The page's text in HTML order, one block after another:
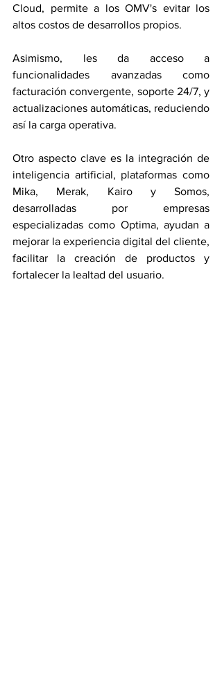
Cloud, permite a los OMV's evitar los
altos costos de desarrollos propios.
Asimismo, les da acceso a
funcionalidades avanzadas como
facturación convergente, soporte 24/7, y
actualizaciones automáticas, reduciendo
así la carga operativa.
Otro aspecto clave es la integración de
inteligencia artificial, plataformas como
Mika, Merak, Kairo y Somos,
desarrolladas por empresas
especializadas como Optima, ayudan a
mejorar la experiencia digital del cliente,
facilitar la creación de productos y
fortalecer la lealtad del usuario.